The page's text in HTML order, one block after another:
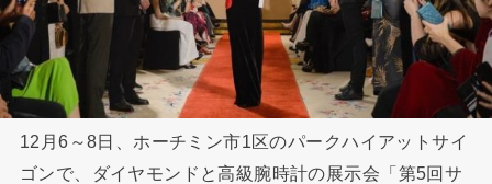
12月6～8日、ホーチミン市1区のパークハイアットサイ
ゴンで、ダイヤモンドと高級腕時計の展示会「第5回サ